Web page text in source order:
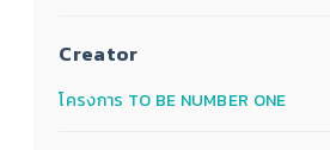
Creator
โครงการ TO BE NUMBER ONE